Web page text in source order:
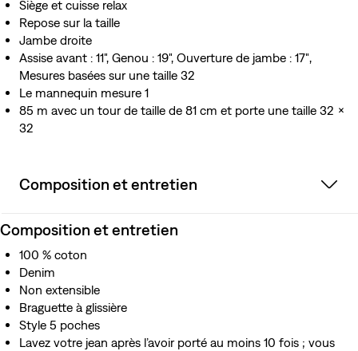
Siège et cuisse relax
Repose sur la taille
Jambe droite
Assise avant : 11", Genou : 19", Ouverture de jambe : 17″,
Mesures basées sur une taille 32
Le mannequin mesure 1
85 m avec un tour de taille de 81 cm et porte une taille 32 x
32
Composition et entretien
Composition et entretien
100 % coton
Denim
Non extensible
Braguette à glissière
Style 5 poches
Lavez votre jean après l’avoir porté au moins 10 fois ; vous